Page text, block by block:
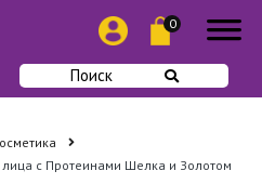
0
Поиск
с Протеинами Шелка и Золотом